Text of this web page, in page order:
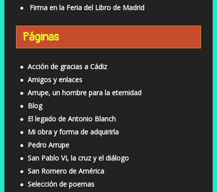
Firma en la Feria del Libro de Madrid
Páginas
Acción de gracias a Cádiz
Amigos y enlaces
Arrupe, un hombre para la eternidad
Blog
El legado de Antonio Blanch
Mi obra y forma de adquirirla
Pedro Arrupe
San Pablo VI, la cruz y el diálogo
San Romero de América
Selección de poemas